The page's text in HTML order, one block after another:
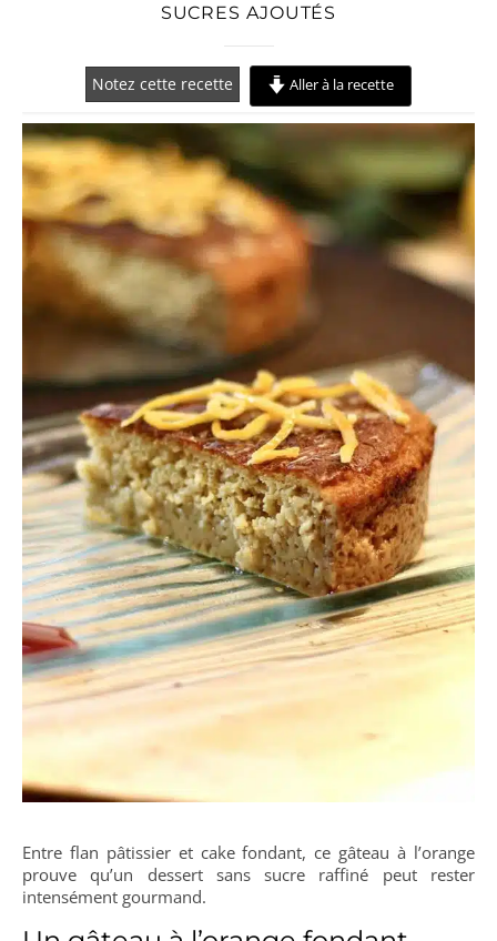
SUCRES AJOUTÉS
Notez cette recette Aller à la recette
Entre flan pâtissier et cake fondant, ce gâteau à l’orange
prouve qu’un dessert sans sucre raffiné peut rester
intensément gourmand.